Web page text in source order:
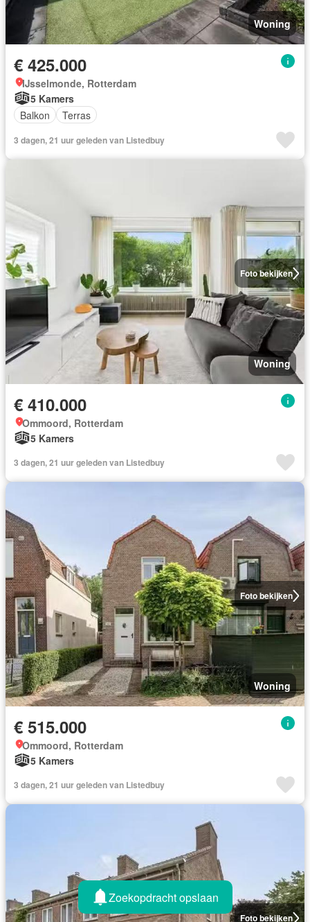
Woning
€ 425.000
IJsselmonde, Rotterdam
5 Kamers
Balkon
Terras
3 dagen, 21 uur geleden van Listedbuy
Foto bekijken
Woning
€ 410.000
Ommoord, Rotterdam
5 Kamers
3 dagen, 21 uur geleden van Listedbuy
Foto bekijken
Woning
€ 515.000
Ommoord, Rotterdam
5 Kamers
3 dagen, 21 uur geleden van Listedbuy
Foto bekijken
Zoekopdracht opslaan